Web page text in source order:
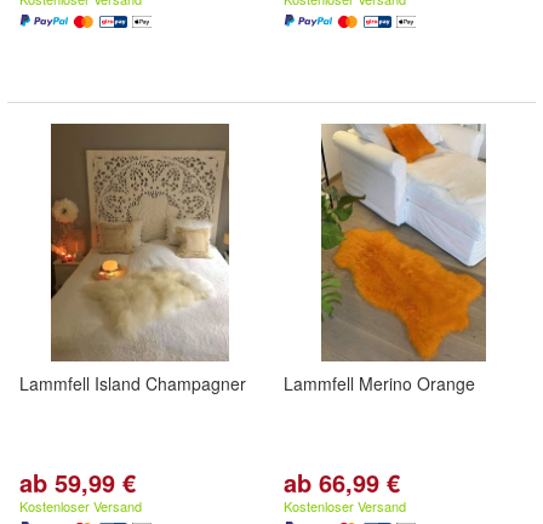
Lammfell Island Champagner
ab 59,99 €
Kostenloser Versand
Lammfell Merino Orange
ab 66,99 €
Kostenloser Versand